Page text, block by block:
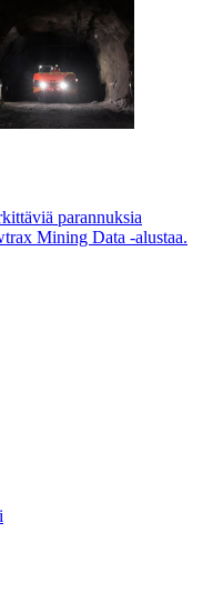
parannuksia
Mining Data -alustaa.